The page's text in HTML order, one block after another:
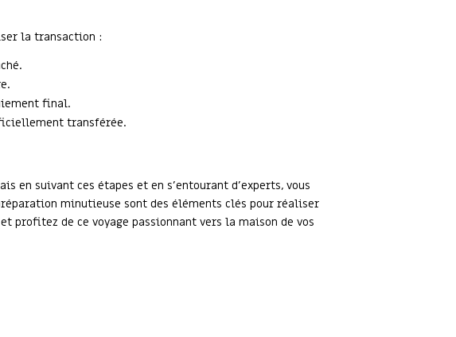
la transaction :
final.
transférée.
en suivant ces étapes et en s'entourant d'experts, vous
minutieuse sont des éléments clés pour réaliser
profitez de ce voyage passionnant vers la maison de vos